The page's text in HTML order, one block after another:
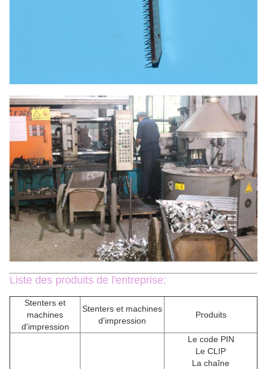
Liste des produits de l'entreprise:
Stenters et
machines
d'impression
Stenters et machines
d'impression
Produits
Le code PIN
Le CLIP
La chaîne